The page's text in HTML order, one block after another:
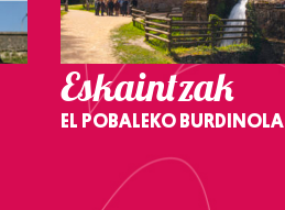
Eskaintzak
EL POBALEKO BURDINOLA